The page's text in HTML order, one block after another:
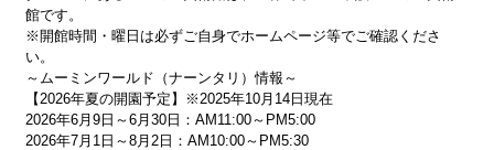
館です。
※開館時間・曜日は必ずご自身でホームページ等でご確認くださ
い。
～ムーミンワールド（ナーンタリ）情報～
【2026年夏の開園予定】※2025年10月14日現在
2026年6月9日～6月30日：AM11:00～PM5:00
2026年7月1日～8月2日：AM10:00～PM5:30